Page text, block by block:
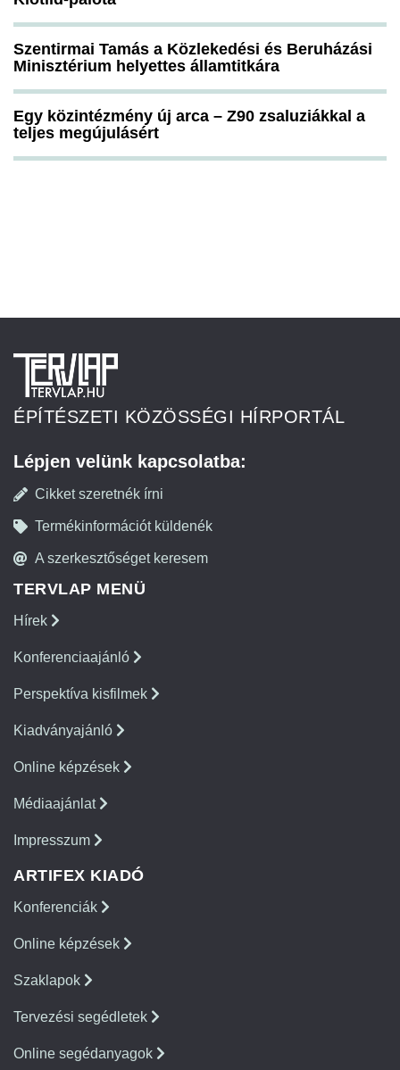
Szentirmai Tamás a Közlekedési és Beruházási
Minisztérium helyettes államtitkára
Egy közintézmény új arca – Z90 zsaluziákkal a
teljes megújulásért
ÉPÍTÉSZETI KÖZÖSSÉGI HÍRPORTÁL
Lépjen velünk kapcsolatba:
Cikket szeretnék írni
Termékinformációt küldenék
A szerkesztőséget keresem
TERVLAP MENÜ
Hírek
Konferenciaajánló
Perspektíva kisfilmek
Kiadványajánló
Online képzések
Médiaajánlat
Impresszum
ARTIFEX KIADÓ
Konferenciák
Online képzések
Szaklapok
Tervezési segédletek
Online segédanyagok